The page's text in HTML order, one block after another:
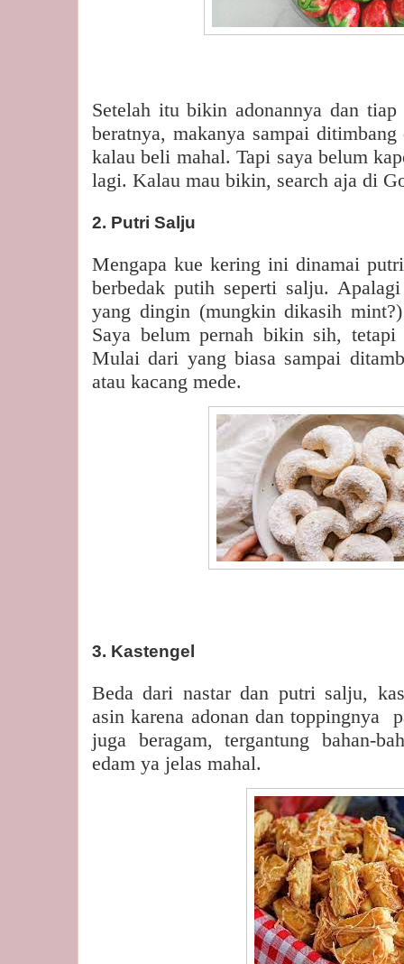
Setelah itu bikin adonannya dan tiap
beratnya, makanya sampai
kalau beli mahal. Tapi saya belum
lagi. Kalau mau bikin, search aja di
2. Putri Salju
Mengapa kue kering ini dinamai
berbedak putih seperti salju.
yang dingin (mungkin dikasih
Saya belum pernah bikin sih, tetapi
Mulai dari yang biasa sampai
atau kacang mede.
3. Kastengel
Beda dari nastar dan putri salju,
asin karena adonan dan toppingnya
juga beragam, tergantung bahan-
edam ya jelas mahal.